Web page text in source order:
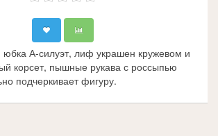
А-силуэт, лиф украшен кружевом и
корсет, пышные рукава с россыпью
подчеркивает фигуру.